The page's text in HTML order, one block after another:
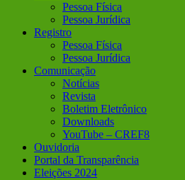
Pessoa Física
Pessoa Jurídica
Registro
Pessoa Física
Pessoa Jurídica
Comunicação
Notícias
Revista
Boletim Eletrônico
Downloads
YouTube – CREF8
Ouvidoria
Portal da Transparência
Eleições 2024